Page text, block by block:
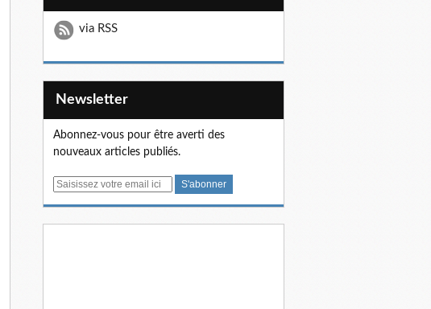
via RSS
Newsletter
Abonnez-vous pour être averti des
nouveaux articles publiés.
E